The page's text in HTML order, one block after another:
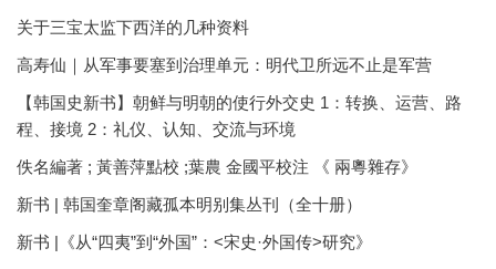
关于三宝太监下西洋的几种资料
高寿仙｜从军事要塞到治理单元：明代卫所远不止是军营
【韩国史新书】朝鲜与明朝的使行外交史 1：转换、运营、路
程、接境 2：礼仪、认知、交流与环境
佚名編著 ; 黃善萍點校 ;葉農 金國平校注 《 兩粵雜存》
新书 | 韩国奎章阁藏孤本明别集丛刊（全十册）
新书 |《从“四夷”到“外国”：<宋史·外国传>研究》